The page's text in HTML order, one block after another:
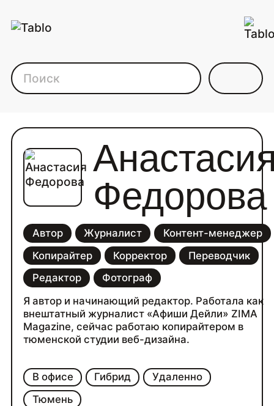
Каталог фрилансеров
В офисе Гибрид
Удаленно
Тюмень
Федорова
Автор Журналист
Контент-менеджер
Копирайтер
Корректор
Переводчик
Редактор
Фотограф
Я автор и начинающий редактор. Работала как
внештатный журналист «Афиши Дейли» ZIMA
Magazine, сейчас работаю копирайтером в
тюменской студии веб-дизайна.